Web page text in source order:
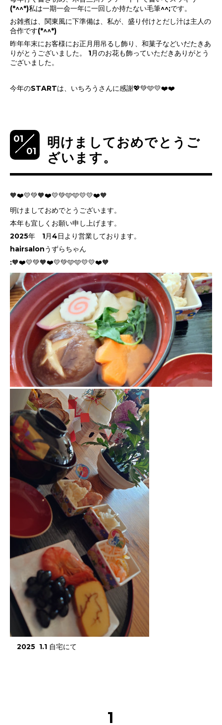
(*^^*)私は一期一会一年に一回しか持たない毛筆^^;です。
お雑煮は、関東風に下準備は、私が、盛り付けとだし汁は主人の
合作です(*^^*)
昨年年末にお客様にお正月用吊るし飾り、和菓子などいだたきあ
りがとうございました。 1月のお花も飾っていただきありがとう
ございました。
今年のSTARTは、いちろうさんに感謝💖💚🩵💛❤️❤️
01
01
明けましておめでとうご
ざいます。
🧡❤️💛💚🧡❤️💛💚🩵🩵💛💛❤️🧡
明けましておめでとうございます。
本年も宜しくお願い申し上げます。
2025年 1月4日より営業しております。
hairsalonうずらちゃん
:🧡❤️💛💚🧡❤️💛💚🩵🩵💛💛❤️🧡
2025 1.1 自宅にて
1